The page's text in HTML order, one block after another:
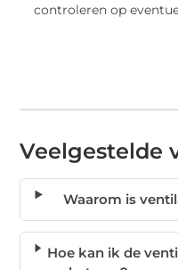
controleren op
Veelgestelde
Waarom is
Hoe kan ik de